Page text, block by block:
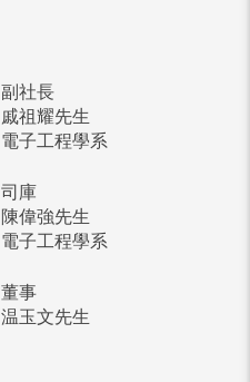
副社長
戚祖耀先生
電子工程學系
司庫
陳偉強先生
電子工程學系
董事
温玉文先生